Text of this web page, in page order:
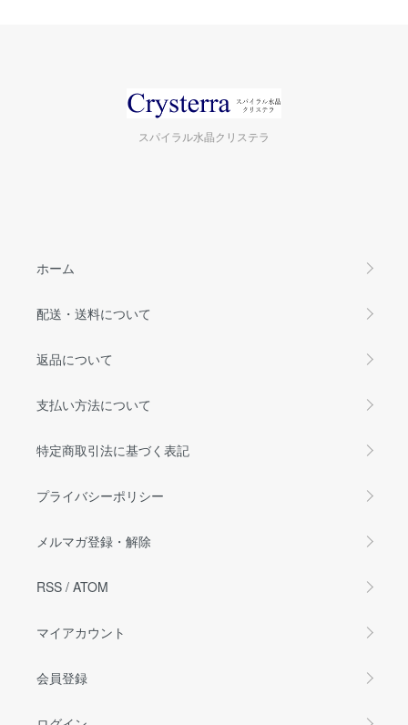
スパイラル水晶クリステラ
ホーム
配送・送料について
返品について
支払い方法について
特定商取引法に基づく表記
プライバシーポリシー
メルマガ登録・解除
RSS / ATOM
マイアカウント
会員登録